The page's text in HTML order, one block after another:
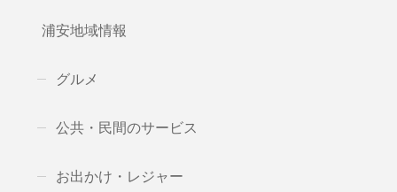
浦安地域情報
グルメ
公共・民間のサービス
お出かけ・レジャー